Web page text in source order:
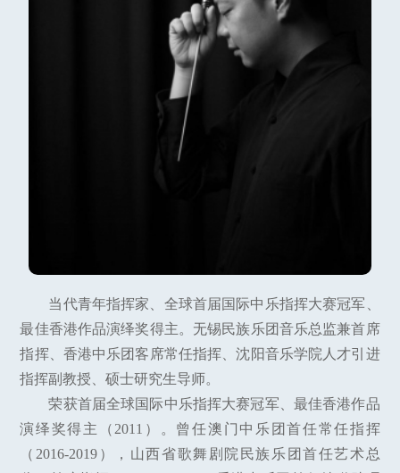
当代青年指挥家、全球首届国际中乐指挥大赛冠军、
最佳香港作品演绎奖得主。无锡民族乐团音乐总监兼首席
指挥、香港中乐团客席常任指挥、沈阳音乐学院人才引进
指挥副教授、硕士研究生导师。
荣获首届全球国际中乐指挥大赛冠军、最佳香港作品
演绎奖得主（2011）。曾任澳门中乐团首任常任指挥
（2016-2019），山西省歌舞剧院民族乐团首任艺术总